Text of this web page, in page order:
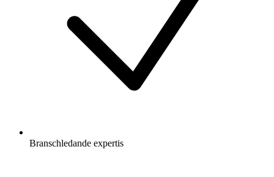
Branschledande expertis